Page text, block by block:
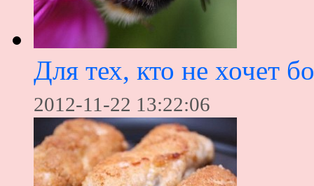
Для тех, кто не хочет
2012-11-22 13:22:06